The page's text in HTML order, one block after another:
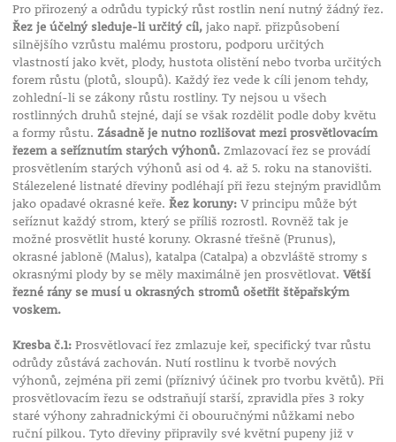
Pro přirozený a odrůdu typický růst rostlin není nutný žádný řez.
Řez je účelný sleduje-li určitý cíl,jako např. přizpůsobení
silnějšího vzrůstu malému prostoru, podporu určitých
vlastností jako květ, plody, hustota olistění nebo tvorba určitých
forem růstu (plotů, sloupů). Každý řez vede k cíli jenom tehdy,
zohlední-li se zákony růstu rostliny. Ty nejsou u všech
rostlinných druhů stejné, dají se však rozdělit podle doby květu
a formy růstu. Zásadně je nutno rozlišovat mezi prosvětlovacím
řezem a seříznutím starých výhonů.Zmlazovací řez se provádí
prosvětlením starých výhonů asi od 4. až 5. roku na stanovišti.
Stálezelené listnaté dřeviny podléhají při řezu stejným pravidlům
jako opadavé okrasné keře. Řez koruny:V principu může být
seříznut každý strom, který se příliš rozrostl. Rovněž tak je
možné prosvětlit husté koruny. Okrasné třešně (Prunus),
okrasné jabloně (Malus), katalpa (Catalpa) a obzvláště stromy s
okrasnými plody by se měly maximálně jen prosvětlovat. Větší
řezné rány se musí u okrasných stromů ošetřit štěpařským
voskem.
Kresba č.1:Prosvětlovací řez zmlazuje keř, specifický tvar růstu
odrůdy zůstává zachován. Nutí rostlinu k tvorbě nových
výhonů, zejména při zemi (příznivý účinek pro tvorbu květů). Při
prosvětlovacím řezu se odstraňují starší, zpravidla přes 3 roky
staré výhony zahradnickými či obouručnými nůžkami nebo
ruční pilkou. Tyto dřeviny připravily své květní pupeny již v